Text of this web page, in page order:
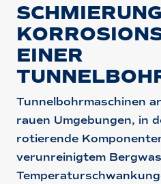
EINER
Tunnelbohrmaschinen
rauen Umgebungen, in
rotierende
verunreinigtem